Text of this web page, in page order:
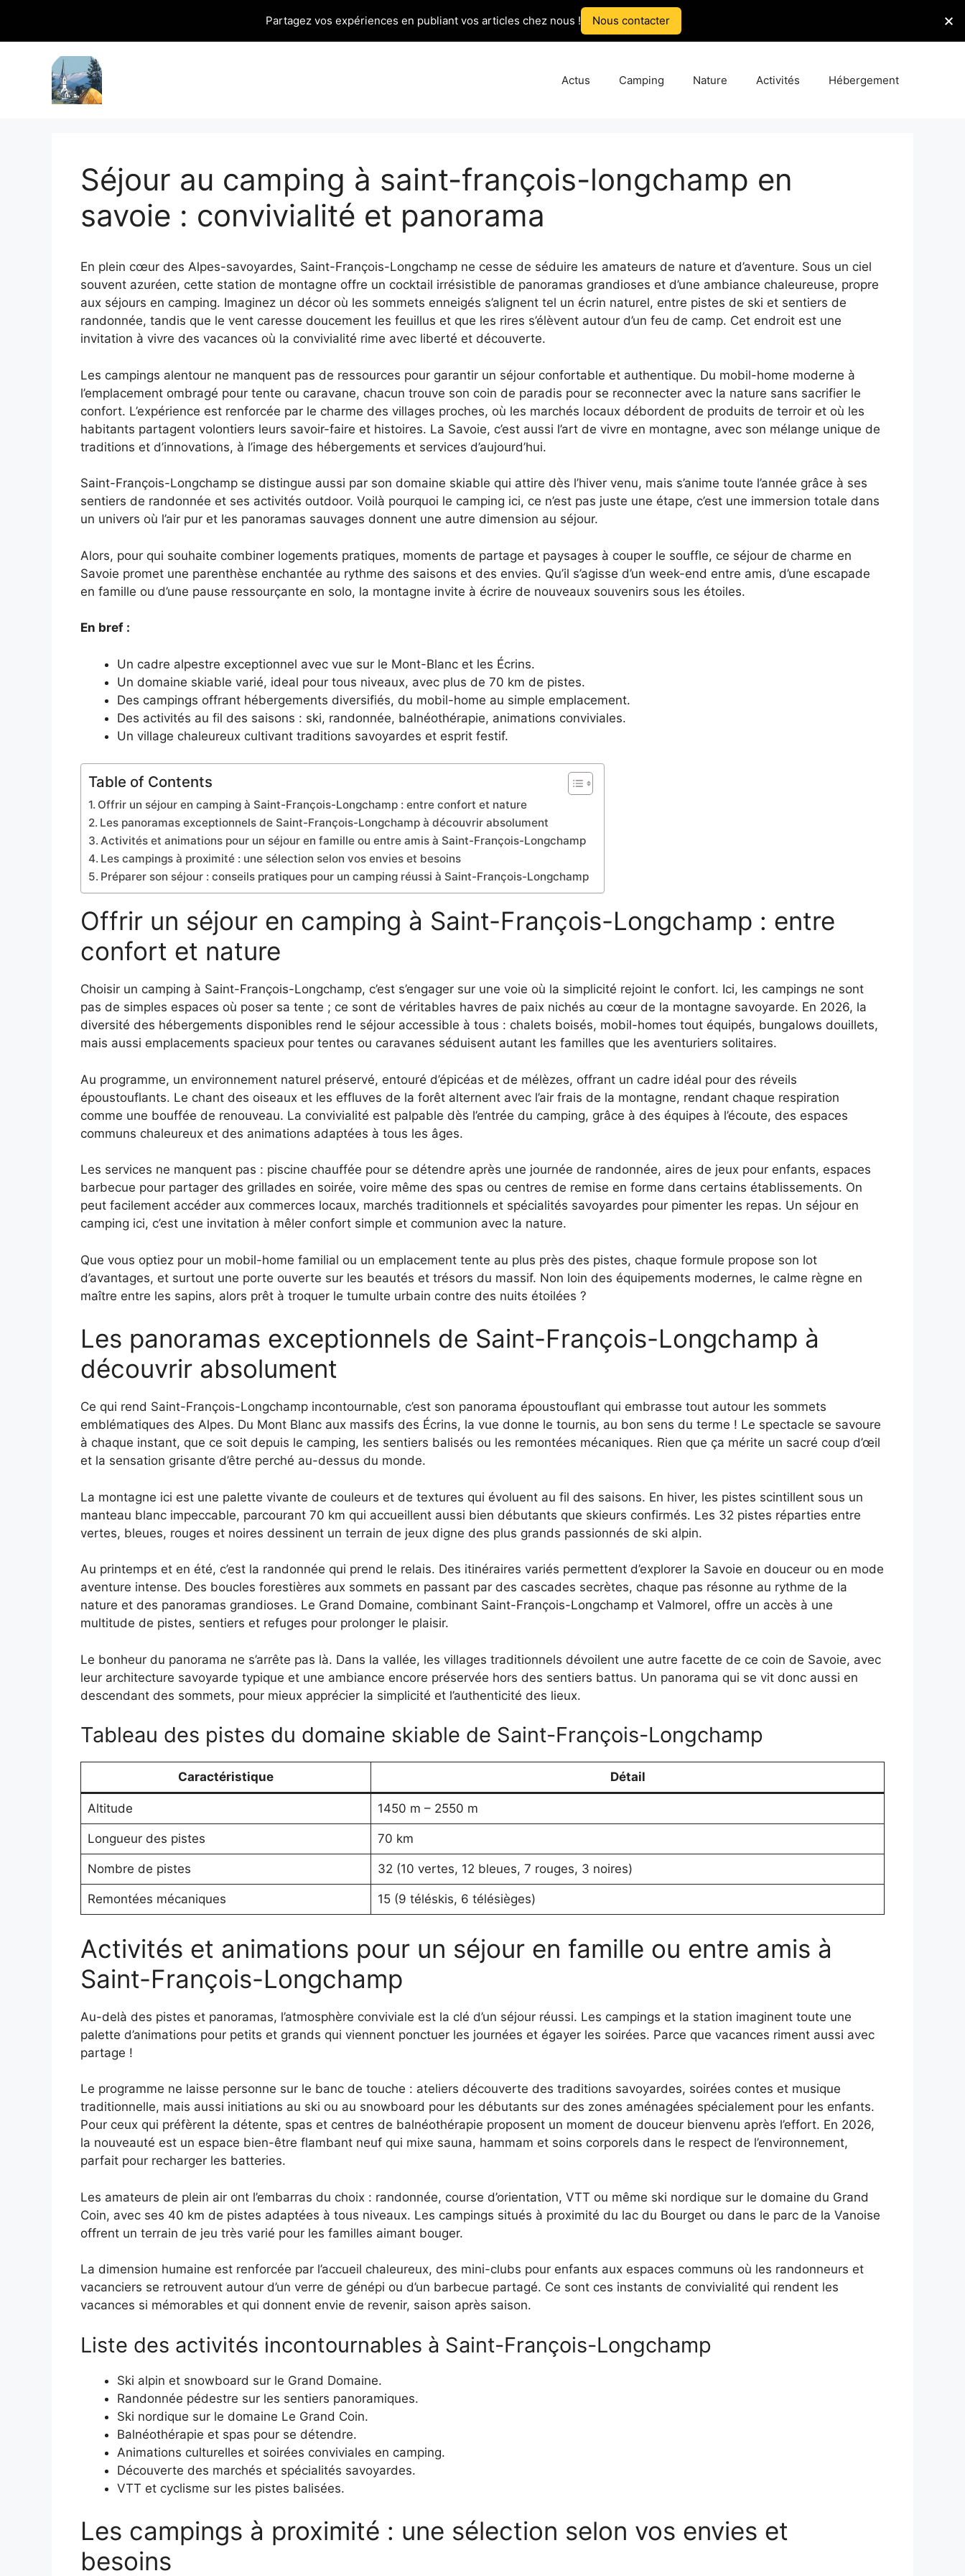
Actus Camping Nature Activités Hébergement
Séjour au camping à saint-françois-longchamp en
savoie : convivialité et panorama
En plein cœur des Alpes-savoyardes, Saint-François-Longchamp ne cesse de séduire les amateurs de nature et d’aventure. Sous un ciel
souvent azuréen, cette station de montagne offre un cocktail irrésistible de panoramas grandioses et d’une ambiance chaleureuse, propre
aux séjours en camping. Imaginez un décor où les sommets enneigés s’alignent tel un écrin naturel, entre pistes de ski et sentiers de
randonnée, tandis que le vent caresse doucement les feuillus et que les rires s’élèvent autour d’un feu de camp. Cet endroit est une
invitation à vivre des vacances où la convivialité rime avec liberté et découverte.
Les campings alentour ne manquent pas de ressources pour garantir un séjour confortable et authentique. Du mobil-home moderne à
l’emplacement ombragé pour tente ou caravane, chacun trouve son coin de paradis pour se reconnecter avec la nature sans sacrifier le
confort. L’expérience est renforcée par le charme des villages proches, où les marchés locaux débordent de produits de terroir et où les
habitants partagent volontiers leurs savoir-faire et histoires. La Savoie, c’est aussi l’art de vivre en montagne, avec son mélange unique de
traditions et d’innovations, à l’image des hébergements et services d’aujourd’hui.
Saint-François-Longchamp se distingue aussi par son domaine skiable qui attire dès l’hiver venu, mais s’anime toute l’année grâce à ses
sentiers de randonnée et ses activités outdoor. Voilà pourquoi le camping ici, ce n’est pas juste une étape, c’est une immersion totale dans
un univers où l’air pur et les panoramas sauvages donnent une autre dimension au séjour.
Alors, pour qui souhaite combiner logements pratiques, moments de partage et paysages à couper le souffle, ce séjour de charme en
Savoie promet une parenthèse enchantée au rythme des saisons et des envies. Qu’il s’agisse d’un week-end entre amis, d’une escapade
en famille ou d’une pause ressourçante en solo, la montagne invite à écrire de nouveaux souvenirs sous les étoiles.
En bref :
Un cadre alpestre exceptionnel avec vue sur le Mont-Blanc et les Écrins.
Un domaine skiable varié, ideal pour tous niveaux, avec plus de 70 km de pistes.
Des campings offrant hébergements diversifiés, du mobil-home au simple emplacement.
Des activités au fil des saisons : ski, randonnée, balnéothérapie, animations conviviales.
Un village chaleureux cultivant traditions savoyardes et esprit festif.
Table of Contents
Offrir un séjour en camping à Saint-François-Longchamp : entre confort et nature
Les panoramas exceptionnels de Saint-François-Longchamp à découvrir absolument
Activités et animations pour un séjour en famille ou entre amis à Saint-François-Longchamp
Les campings à proximité : une sélection selon vos envies et besoins
Préparer son séjour : conseils pratiques pour un camping réussi à Saint-François-Longchamp
Offrir un séjour en camping à Saint-François-Longchamp : entre
confort et nature
Choisir un camping à Saint-François-Longchamp, c’est s’engager sur une voie où la simplicité rejoint le confort. Ici, les campings ne sont
pas de simples espaces où poser sa tente ; ce sont de véritables havres de paix nichés au cœur de la montagne savoyarde. En 2026, la
diversité des hébergements disponibles rend le séjour accessible à tous : chalets boisés, mobil-homes tout équipés, bungalows douillets,
mais aussi emplacements spacieux pour tentes ou caravanes séduisent autant les familles que les aventuriers solitaires.
Au programme, un environnement naturel préservé, entouré d’épicéas et de mélèzes, offrant un cadre idéal pour des réveils
époustouflants. Le chant des oiseaux et les effluves de la forêt alternent avec l’air frais de la montagne, rendant chaque respiration
comme une bouffée de renouveau. La convivialité est palpable dès l’entrée du camping, grâce à des équipes à l’écoute, des espaces
communs chaleureux et des animations adaptées à tous les âges.
Les services ne manquent pas : piscine chauffée pour se détendre après une journée de randonnée, aires de jeux pour enfants, espaces
barbecue pour partager des grillades en soirée, voire même des spas ou centres de remise en forme dans certains établissements. On
peut facilement accéder aux commerces locaux, marchés traditionnels et spécialités savoyardes pour pimenter les repas. Un séjour en
camping ici, c’est une invitation à mêler confort simple et communion avec la nature.
Que vous optiez pour un mobil-home familial ou un emplacement tente au plus près des pistes, chaque formule propose son lot
d’avantages, et surtout une porte ouverte sur les beautés et trésors du massif. Non loin des équipements modernes, le calme règne en
maître entre les sapins, alors prêt à troquer le tumulte urbain contre des nuits étoilées ?
Les panoramas exceptionnels de Saint-François-Longchamp à
découvrir absolument
Ce qui rend Saint-François-Longchamp incontournable, c’est son panorama époustouflant qui embrasse tout autour les sommets
emblématiques des Alpes. Du Mont Blanc aux massifs des Écrins, la vue donne le tournis, au bon sens du terme ! Le spectacle se savoure
à chaque instant, que ce soit depuis le camping, les sentiers balisés ou les remontées mécaniques. Rien que ça mérite un sacré coup d’œil
et la sensation grisante d’être perché au-dessus du monde.
La montagne ici est une palette vivante de couleurs et de textures qui évoluent au fil des saisons. En hiver, les pistes scintillent sous un
manteau blanc impeccable, parcourant 70 km qui accueillent aussi bien débutants que skieurs confirmés. Les 32 pistes réparties entre
vertes, bleues, rouges et noires dessinent un terrain de jeux digne des plus grands passionnés de ski alpin.
Au printemps et en été, c’est la randonnée qui prend le relais. Des itinéraires variés permettent d’explorer la Savoie en douceur ou en mode
aventure intense. Des boucles forestières aux sommets en passant par des cascades secrètes, chaque pas résonne au rythme de la
nature et des panoramas grandioses. Le Grand Domaine, combinant Saint-François-Longchamp et Valmorel, offre un accès à une
multitude de pistes, sentiers et refuges pour prolonger le plaisir.
Le bonheur du panorama ne s’arrête pas là. Dans la vallée, les villages traditionnels dévoilent une autre facette de ce coin de Savoie, avec
leur architecture savoyarde typique et une ambiance encore préservée hors des sentiers battus. Un panorama qui se vit donc aussi en
descendant des sommets, pour mieux apprécier la simplicité et l’authenticité des lieux.
Tableau des pistes du domaine skiable de Saint-François-Longchamp
Caractéristique Détail
Altitude 1450 m – 2550 m
Longueur des pistes 70 km
Nombre de pistes 32 (10 vertes, 12 bleues, 7 rouges, 3 noires)
Remontées mécaniques 15 (9 téléskis, 6 télésièges)
Activités et animations pour un séjour en famille ou entre amis à
Saint-François-Longchamp
Au-delà des pistes et panoramas, l’atmosphère conviviale est la clé d’un séjour réussi. Les campings et la station imaginent toute une
palette d’animations pour petits et grands qui viennent ponctuer les journées et égayer les soirées. Parce que vacances riment aussi avec
partage !
Le programme ne laisse personne sur le banc de touche : ateliers découverte des traditions savoyardes, soirées contes et musique
traditionnelle, mais aussi initiations au ski ou au snowboard pour les débutants sur des zones aménagées spécialement pour les enfants.
Pour ceux qui préfèrent la détente, spas et centres de balnéothérapie proposent un moment de douceur bienvenu après l’effort. En 2026,
la nouveauté est un espace bien-être flambant neuf qui mixe sauna, hammam et soins corporels dans le respect de l’environnement,
parfait pour recharger les batteries.
Les amateurs de plein air ont l’embarras du choix : randonnée, course d’orientation, VTT ou même ski nordique sur le domaine du Grand
Coin, avec ses 40 km de pistes adaptées à tous niveaux. Les campings situés à proximité du lac du Bourget ou dans le parc de la Vanoise
offrent un terrain de jeu très varié pour les familles aimant bouger.
La dimension humaine est renforcée par l’accueil chaleureux, des mini-clubs pour enfants aux espaces communs où les randonneurs et
vacanciers se retrouvent autour d’un verre de génépi ou d’un barbecue partagé. Ce sont ces instants de convivialité qui rendent les
vacances si mémorables et qui donnent envie de revenir, saison après saison.
Liste des activités incontournables à Saint-François-Longchamp
Ski alpin et snowboard sur le Grand Domaine.
Randonnée pédestre sur les sentiers panoramiques.
Ski nordique sur le domaine Le Grand Coin.
Balnéothérapie et spas pour se détendre.
Animations culturelles et soirées conviviales en camping.
Découverte des marchés et spécialités savoyardes.
VTT et cyclisme sur les pistes balisées.
Les campings à proximité : une sélection selon vos envies et
besoins
Partagez vos expériences en publiant vos articles chez nous ! Nous contacter